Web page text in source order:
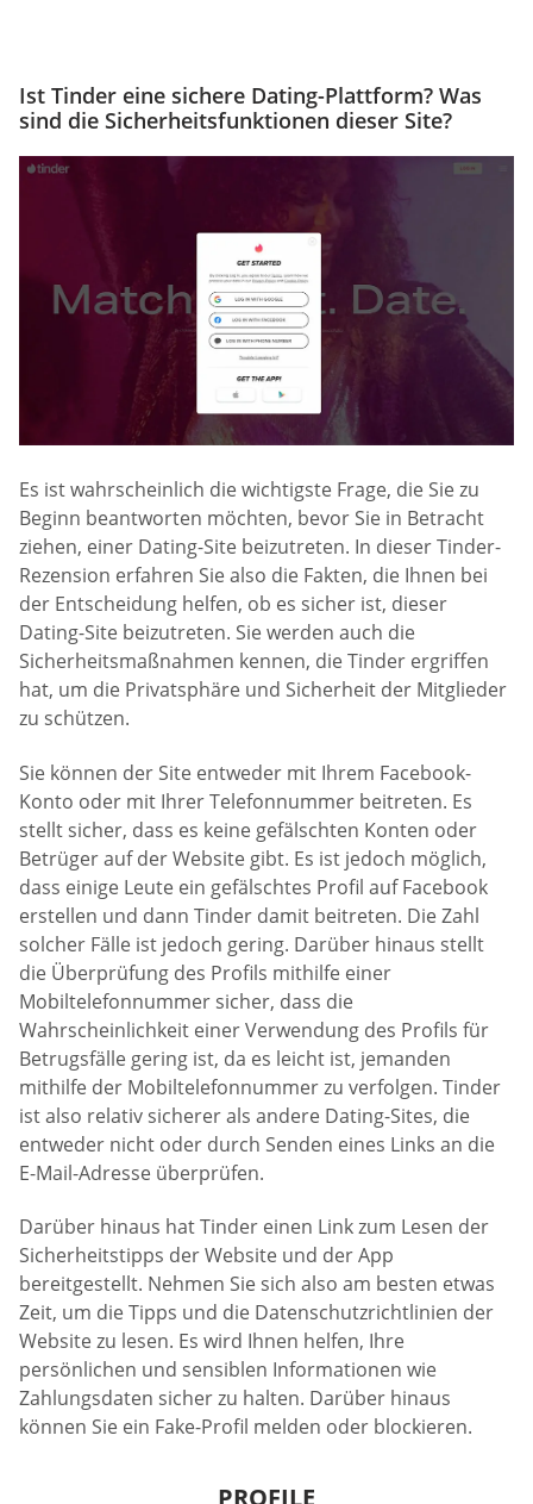
Ist Tinder eine sichere Dating-Plattform? Was
sind die Sicherheitsfunktionen dieser Site?
Es ist wahrscheinlich die wichtigste Frage, die Sie zu
Beginn beantworten möchten, bevor Sie in Betracht
ziehen, einer Dating-Site beizutreten. In dieser Tinder-
Rezension erfahren Sie also die Fakten, die Ihnen bei
der Entscheidung helfen, ob es sicher ist, dieser
Dating-Site beizutreten. Sie werden auch die
Sicherheitsmaßnahmen kennen, die Tinder ergriffen
hat, um die Privatsphäre und Sicherheit der Mitglieder
zu schützen.
Sie können der Site entweder mit Ihrem Facebook-
Konto oder mit Ihrer Telefonnummer beitreten. Es
stellt sicher, dass es keine gefälschten Konten oder
Betrüger auf der Website gibt. Es ist jedoch möglich,
dass einige Leute ein gefälschtes Profil auf Facebook
erstellen und dann Tinder damit beitreten. Die Zahl
solcher Fälle ist jedoch gering. Darüber hinaus stellt
die Überprüfung des Profils mithilfe einer
Mobiltelefonnummer sicher, dass die
Wahrscheinlichkeit einer Verwendung des Profils für
Betrugsfälle gering ist, da es leicht ist, jemanden
mithilfe der Mobiltelefonnummer zu verfolgen. Tinder
ist also relativ sicherer als andere Dating-Sites, die
entweder nicht oder durch Senden eines Links an die
E-Mail-Adresse überprüfen.
Darüber hinaus hat Tinder einen Link zum Lesen der
Sicherheitstipps der Website und der App
bereitgestellt. Nehmen Sie sich also am besten etwas
Zeit, um die Tipps und die Datenschutzrichtlinien der
Website zu lesen. Es wird Ihnen helfen, Ihre
persönlichen und sensiblen Informationen wie
Zahlungsdaten sicher zu halten. Darüber hinaus
können Sie ein Fake-Profil melden oder blockieren.
PROFILE